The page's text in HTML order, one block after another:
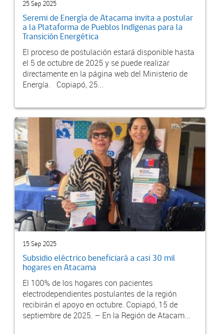
25 Sep 2025
Seremi de Energía de Atacama invita a postular
a la Plataforma de Pueblos Indígenas para la
Transición Energética
El proceso de postulación estará disponible hasta
el 5 de octubre de 2025 y se puede realizar
directamente en la página web del Ministerio de
Energía. Copiapó, 25...
15 Sep 2025
Subsidio eléctrico beneficiará a casi 30 mil
hogares en Atacama
El 100% de los hogares con pacientes
electrodependientes postulantes de la región
recibirán el apoyo en octubre. Copiapó, 15 de
septiembre de 2025. – En la Región de Atacam...